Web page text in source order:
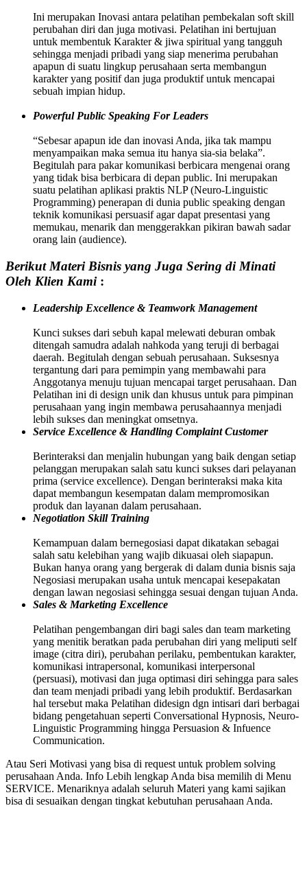
Ini merupakan Inovasi antara pelatihan pembekalan soft skill
perubahan diri dan juga motivasi. Pelatihan ini bertujuan
untuk membentuk Karakter & jiwa spiritual yang tangguh
sehingga menjadi pribadi yang siap menerima perubahan
apapun di suatu lingkup perusahaan serta membangun
karakter yang positif dan juga produktif untuk mencapai
sebuah impian hidup.
Powerful Public Speaking For Leaders
“Sebesar apapun ide dan inovasi Anda, jika tak mampu
menyampaikan maka semua itu hanya sia-sia belaka”.
Begitulah para pakar komunikasi berbicara mengenai orang
yang tidak bisa berbicara di depan public. Ini merupakan
suatu pelatihan aplikasi praktis NLP (Neuro-Linguistic
Programming) penerapan di dunia public speaking dengan
teknik komunikasi persuasif agar dapat presentasi yang
memukau, menarik dan menggerakkan pikiran bawah sadar
orang lain (audience).
Berikut Materi Bisnis yang Juga Sering di Minati
Oleh Klien Kami:
Leadership Excellence & Teamwork Management
Kunci sukses dari sebuh kapal melewati deburan ombak
ditengah samudra adalah nahkoda yang teruji di berbagai
daerah. Begitulah dengan sebuah perusahaan. Suksesnya
tergantung dari para pemimpin yang membawahi para
Anggotanya menuju tujuan mencapai target perusahaan. Dan
Pelatihan ini di design unik dan khusus untuk para pimpinan
perusahaan yang ingin membawa perusahaannya menjadi
lebih sukses dan meningkat omsetnya.
Service Excellence & Handling Complaint Customer
Berinteraksi dan menjalin hubungan yang baik dengan setiap
pelanggan merupakan salah satu kunci sukses dari pelayanan
prima (service excellence). Dengan berinteraksi maka kita
dapat membangun kesempatan dalam mempromosikan
produk dan layanan dalam perusahaan.
Negotiation Skill Training
Kemampuan dalam bernegosiasi dapat dikatakan sebagai
salah satu kelebihan yang wajib dikuasai oleh siapapun.
Bukan hanya orang yang bergerak di dalam dunia bisnis saja
Negosiasi merupakan usaha untuk mencapai kesepakatan
dengan lawan negosiasi sehingga sesuai dengan tujuan Anda.
Sales & Marketing Excellence
Pelatihan pengembangan diri bagi sales dan team marketing
yang menitik beratkan pada perubahan diri yang meliputi self
image (citra diri), perubahan perilaku, pembentukan karakter,
komunikasi intrapersonal, komunikasi interpersonal
(persuasi), motivasi dan juga optimasi diri sehingga para sales
dan team menjadi pribadi yang lebih produktif. Berdasarkan
hal tersebut maka Pelatihan didesign dgn intisari dari berbagai
bidang pengetahuan seperti Conversational Hypnosis, Neuro-
Linguistic Programming hingga Persuasion & Infuence
Communication.
Atau Seri Motivasi yang bisa di request untuk problem solving
perusahaan Anda. Info Lebih lengkap Anda bisa memilih di Menu
SERVICE. Menariknya adalah seluruh Materi yang kami sajikan
bisa di sesuaikan dengan tingkat kebutuhan perusahaan Anda.